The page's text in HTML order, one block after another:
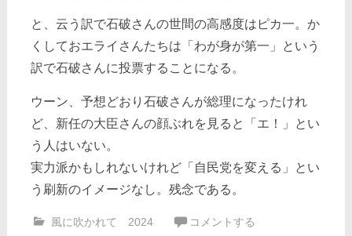
と、云う訳で石破さんの世間の高感度はピカ一。か
くしておエライさんたちは「わが身が第一」という
訳で石破さんに投票することになる。
ウーン、予想どおり石破さんが総理になったけれ
ど、新任の大臣さんの顔ぶれを見ると「エ！」とい
う人はいない。
実力派かもしれないけれど「自民党を変える」とい
う刷新のイメージなし。残念である。
風に吹かれて 2024 コメントする